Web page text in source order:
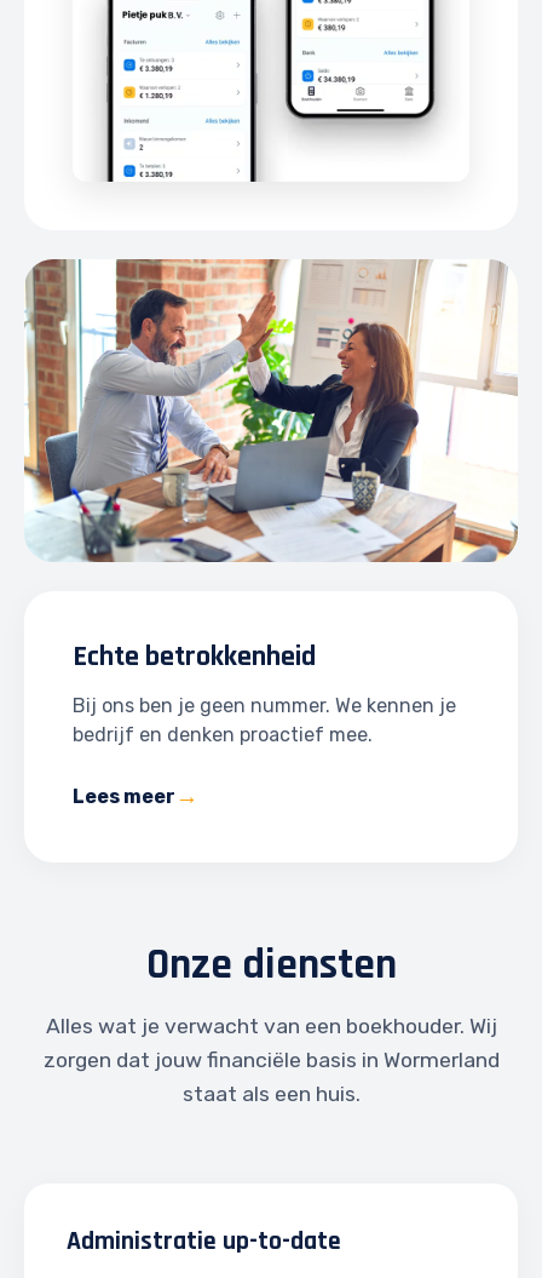
Echte betrokkenheid
Bij ons ben je geen nummer. We kennen je
bedrijf en denken proactief mee.
Lees meer
Onze diensten
Alles wat je verwacht van een boekhouder. Wij
zorgen dat jouw financiële basis in Wormerland
staat als een huis.
Administratie up-to-date